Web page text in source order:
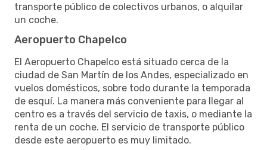
transporte público de colectivos urbanos, o alquilar
un coche.
Aeropuerto Chapelco
El Aeropuerto Chapelco está situado cerca de la
ciudad de San Martín de los Andes, especializado en
vuelos domésticos, sobre todo durante la temporada
de esquí. La manera más conveniente para llegar al
centro es a través del servicio de taxis, o mediante la
renta de un coche. El servicio de transporte público
desde este aeropuerto es muy limitado.